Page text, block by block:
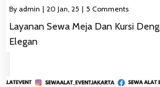
By admin | 20 Jan, 25 | 5 Comments
Layanan Sewa Meja Dan Kursi
Elegan